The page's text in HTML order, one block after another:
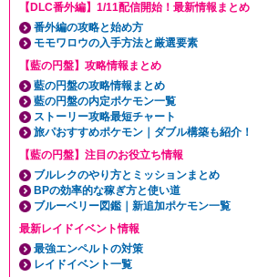
【DLC番外編】1/11配信開始！最新情報まとめ
番外編の攻略と始め方
モモワロウの入手方法と厳選要素
【藍の円盤】攻略情報まとめ
藍の円盤の攻略情報まとめ
藍の円盤の内定ポケモン一覧
ストーリー攻略最短チャート
旅パおすすめポケモン｜ダブル構築も紹介！
【藍の円盤】注目のお役立ち情報
ブルレクのやり方とミッションまとめ
BPの効率的な稼ぎ方と使い道
ブルーベリー図鑑｜新追加ポケモン一覧
最新レイドイベント情報
最強エンペルトの対策
レイドイベント一覧